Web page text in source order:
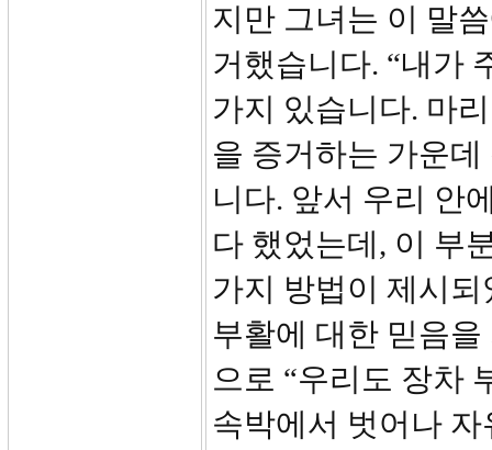
지만 그녀는 이 말
거했습니다. “내가
가지 있습니다. 마
을 증거하는 가운
니다. 앞서 우리 안
다 했었는데, 이 부
가지 방법이 제시
부활에 대한 믿음
으로 “우리도 장차
속박에서 벗어나